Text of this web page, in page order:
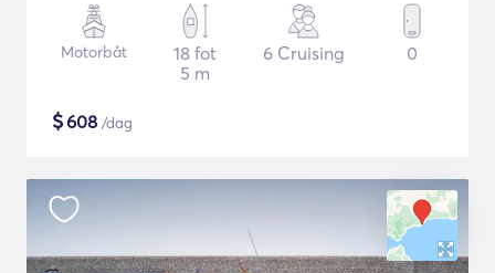
Motorbåt
18 fot
5 m
6 Cruising 0
$608 /dag